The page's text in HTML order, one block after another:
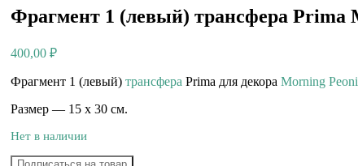
Фрагмент 1 (левый) трансфера Prima
400,00 ₽
Фрагмент 1 (левый) трансфера Prima для декора Morning
Размер — 15 х 30 см.
Нет в наличии